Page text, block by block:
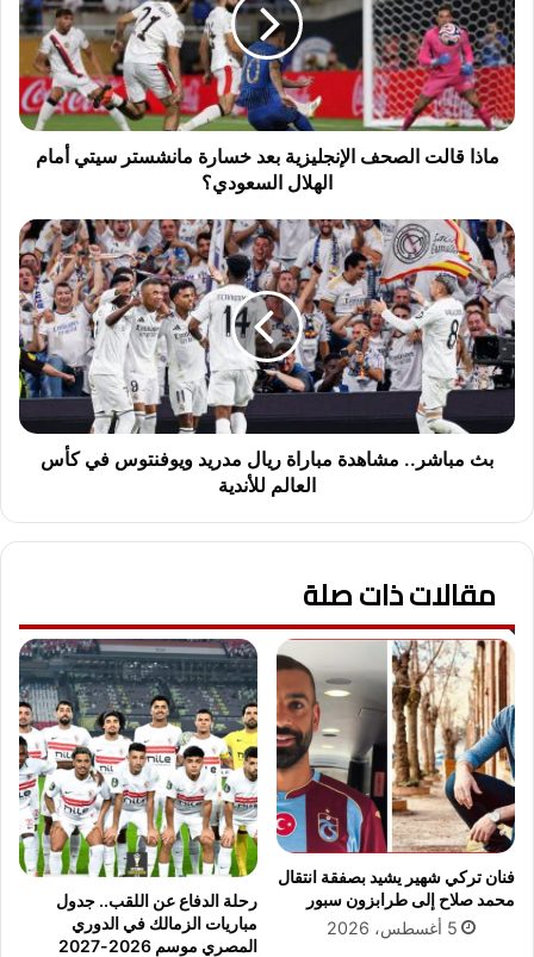
ق
ا
ل
ت
ا
ف
ا
ل
إ
ن
ج
ل
ز
ع
ا
ر
ة
م
ا
ن
ش
س
ت
ر
س
ي
ماذا قالت الصحف الإنجليزية بعد خسارة مانشستر سيتي أمام
الهلال السعودي؟
ب
ث
م
ب
ا
ش
ر
.
ب
ا
ر
ا
ة
ر
ي
ا
ل
م
د
ر
بث مباشر.. مشاهدة مباراة ريال مدريد ويوفنتوس في كأس
العالم للأندية
مقالات ذات صلة
فنان تركي شهير يشيد بصفقة انتقال
محمد صلاح إلى طرابزون سبور
5 أغسطس، 2026
رحلة الدفاع عن اللقب.. جدول
مباريات الزمالك في الدوري
المصري موسم 2026-2027